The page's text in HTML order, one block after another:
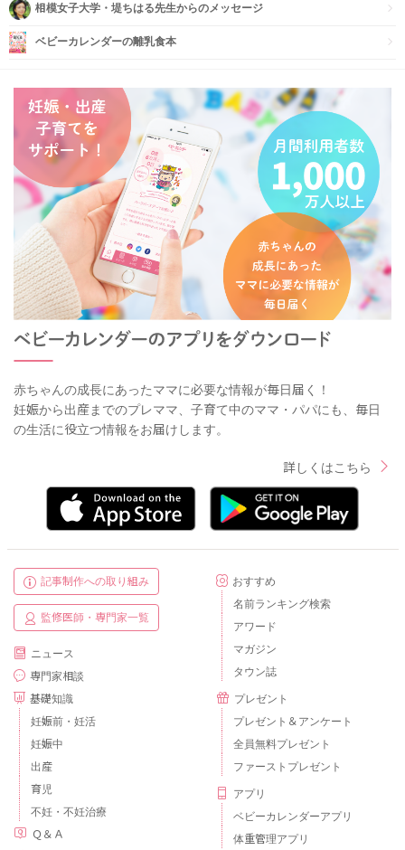
相模女子大学・堤ちはる先生からのメッセージ
ベビーカレンダーの離乳食本
赤ちゃんの成長にあったママに必要な情報が毎日届く！
妊娠から出産までのプレママ、子育て中のママ・パパにも、毎日
の生活に役立つ情報をお届けします。
詳しくはこちら
記事制作への取り組み
監修医師・専門家一覧
ニュース
専門家相談
基礎知識
妊娠前・妊活
妊娠中
出産
育児
不妊・不妊治療
Ｑ＆Ａ
おすすめ
名前ランキング検索
アワード
マガジン
タウン誌
プレゼント
プレゼント＆アンケート
全員無料プレゼント
ファーストプレゼント
アプリ
ベビーカレンダーアプリ
体重管理アプリ